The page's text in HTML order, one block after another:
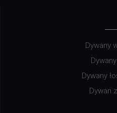
Dywany
Dywany
Dywan